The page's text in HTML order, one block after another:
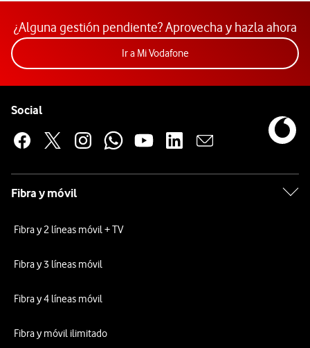
¿Alguna gestión pendiente? Aprovecha y hazla ahora
Ir a Mi VodafoneAcceder a la app Mi
Social
Fibra y móvil
Fibra y 2 líneas móvil + TV
Fibra y 3 líneas móvil
Fibra y 4 líneas móvil
Fibra y móvil ilimitado